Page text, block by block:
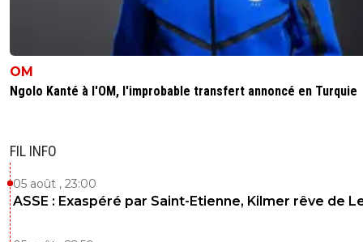
OM
Ngolo Kanté à l'OM, l'improbable transfert annoncé en Turquie
FIL INFO
05 août , 23:00
ASSE : Exaspéré par Saint-Etienne, Kilmer rêve de